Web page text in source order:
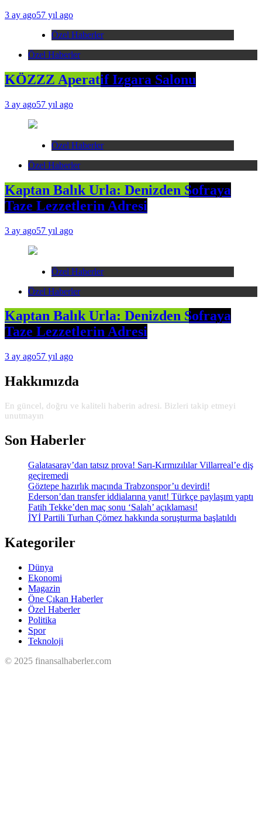
3 ay ago57 yıl ago
Özel Haberler
Özel Haberler
KÖZZZ Aperatif Izgara Salonu
3 ay ago57 yıl ago
Özel Haberler
Özel Haberler
Kaptan Balık Urla: Denizden Sofraya
Taze Lezzetlerin Adresi
3 ay ago57 yıl ago
Özel Haberler
Özel Haberler
Kaptan Balık Urla: Denizden Sofraya
Taze Lezzetlerin Adresi
3 ay ago57 yıl ago
Hakkımızda
En güncel, doğru ve kaliteli haberin adresi. Bizleri takip etmeyi
unutmayın
Son Haberler
Galatasaray’dan tatsız prova! Sarı-Kırmızılılar Villarreal’e diş
geçiremedi
Göztepe hazırlık maçında Trabzonspor’u devirdi!
Ederson’dan transfer iddialarına yanıt! Türkçe paylaşım yaptı
Fatih Tekke’den maç sonu ‘Salah’ açıklaması!
İYİ Partili Turhan Çömez hakkında soruşturma başlatıldı
Kategoriler
Dünya
Ekonomi
Magazin
Öne Çıkan Haberler
Özel Haberler
Politika
Spor
Teknoloji
© 2025 finansalhaberler.com